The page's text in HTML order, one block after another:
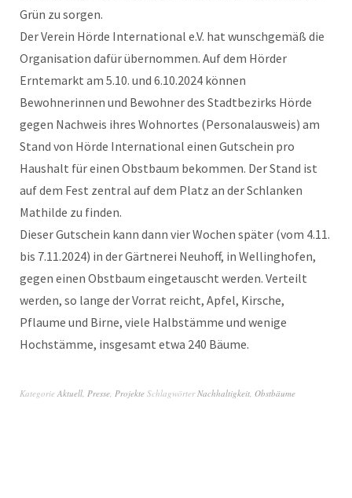
Grün zu sorgen.
Der Verein Hörde International e.V. hat wunschgemäß die
Organisation dafür übernommen. Auf dem Hörder
Erntemarkt am 5.10. und 6.10.2024 können
Bewohnerinnen und Bewohner des Stadtbezirks Hörde
gegen Nachweis ihres Wohnortes (Personalausweis) am
Stand von Hörde International einen Gutschein pro
Haushalt für einen Obstbaum bekommen. Der Stand ist
auf dem Fest zentral auf dem Platz an der Schlanken
Mathilde zu finden.
Dieser Gutschein kann dann vier Wochen später (vom 4.11.
bis 7.11.2024) in der Gärtnerei Neuhoff, in Wellinghofen,
gegen einen Obstbaum eingetauscht werden. Verteilt
werden, so lange der Vorrat reicht, Apfel, Kirsche,
Pflaume und Birne, viele Halbstämme und wenige
Hochstämme, insgesamt etwa 240 Bäume.
Kategorie Aktuell Presse Projekte SchlagwörterNachhaltigkeit Obstbäume